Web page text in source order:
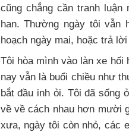
cũng chẳng cần tranh
han. Thường ngày tôi vẫn
hoạch ngày mai, hoặc trả
Tôi hòa mình vào làn xe
nay vẫn là buổi chiều như
bắt đầu inh ỏi. Tôi đã sống
về về cách nhau hơn mười
xưa, ngày tôi còn nhỏ, các